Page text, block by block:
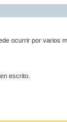
ocurrir por varios
escrito.